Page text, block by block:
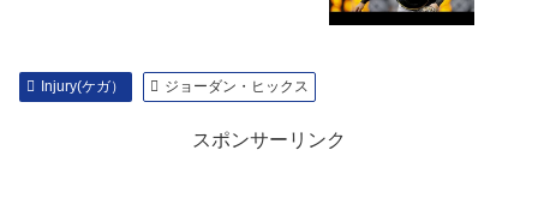
Injury(ケガ） ジョーダン・ヒックス
スポンサーリンク